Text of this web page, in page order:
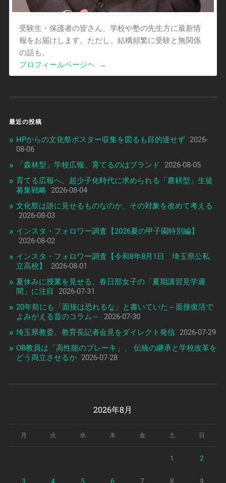
受験生・保護者の皆さん、学校や塾の先生方に最新情
報をお届けします。ただし、結構頻繁に受験と無関係
の話も。
プロフィールページヘ
→
最近の投稿
HPからの文化祭ポスター収集を図るも目的達せず
2026-
08-06
「森林型」学校広報、育てるのはブランド
2026-08-05
育てる広報へ、超少子化時代に求められる「農耕型」生徒
募集戦略
2026-08-04
文化祭は誰に見せるものなのか、その対象を改めて考える
2026-08-03
インスタ・フォロワー調査【2026夏の甲子園特別編】
2026-08-02
インスタ・フォロワー調査【令和8年8月1日 埼玉県公私
立高校】
2026-08-01
夏休みに授業を見せる、春日部女子の「夏期講習見学週
間」に注目
2026-07-31
20年前にも「面接は恐れるな」と書いていた～面接復活で
よみがえる昔のコラム～
2026-07-30
埼玉県教委、教育長記者会見をダイレクト発信 2026-07-29
OB教員は「高性能のブレーキ」、 伝統の継承と学校改革を
どう両立させるか 2026-07-28
2026年8月
月 火 水 木 金 土 日
1 2
3 4 5 6 7 8 9